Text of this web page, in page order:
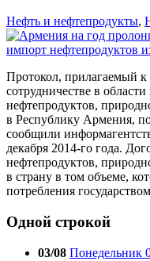
Нефть и нефтепродукты,
Протокол, прилагаемый к
сотрудничестве в
нефтепродуктов,
в Республику Армения,
сообщили
декабря 2014-го года.
нефтепродуктов,
в страну в том объеме,
потребления
Одной строкой
03/08 Понедельник